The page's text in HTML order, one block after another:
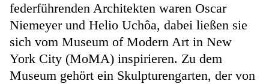
federführenden Architekten waren Oscar
Niemeyer und Helio Uchôa, dabei ließen sie
sich vom Museum of Modern Art in New
York City (MoMA) inspirieren. Zu dem
Museum gehört ein Skulpturengarten, der von